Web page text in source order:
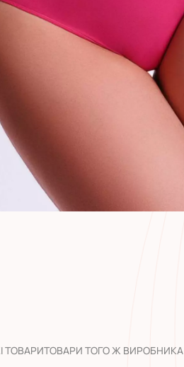
ТОВАРИТОВАРИ ТОГО Ж ВИРОБНИКА